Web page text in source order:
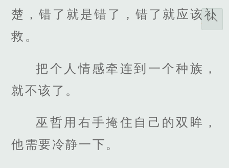
楚，错了就是错了，错了就应该补
救。
把个人情感牵连到一个种族，
就不该了。
巫哲用右手掩住自己的双眸，
他需要冷静一下。